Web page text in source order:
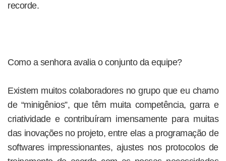
recorde.
Como a senhora avalia o conjunto da equipe?
Existem muitos colaboradores no grupo que eu chamo
de “minigênios”, que têm muita competência, garra e
criatividade e contribuíram imensamente para muitas
das inovações no projeto, entre elas a programação de
softwares impressionantes, ajustes nos protocolos de